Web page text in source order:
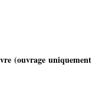
(ouvrage uniquement